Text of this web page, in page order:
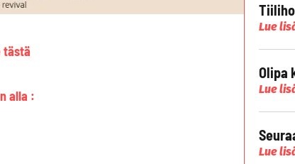
tästä
alla :
Lue
Olipa
Lue
Lue